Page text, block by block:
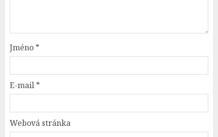
Jméno *
E-mail *
Webová stránka